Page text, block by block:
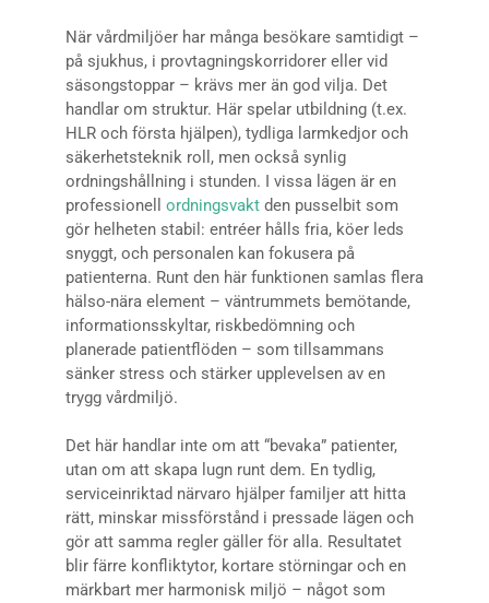
När vårdmiljöer har många besökare samtidigt –
på sjukhus, i provtagningskorridorer eller vid
säsongstoppar – krävs mer än god vilja. Det
handlar om struktur. Här spelar utbildning (t.ex.
HLR och första hjälpen), tydliga larmkedjor och
säkerhetsteknik roll, men också synlig
ordningshållning i stunden. I vissa lägen är en
professionell
ordningsvaktden pusselbit som
gör helheten stabil: entréer hålls fria, köer leds
snyggt, och personalen kan fokusera på
patienterna. Runt den här funktionen samlas flera
hälso-nära element – väntrummets bemötande,
informationsskyltar, riskbedömning och
planerade patientflöden – som tillsammans
sänker stress och stärker upplevelsen av en
trygg vårdmiljö.
Det här handlar inte om att “bevaka” patienter,
utan om att skapa lugn runt dem. En tydlig,
serviceinriktad närvaro hjälper familjer att hitta
rätt, minskar missförstånd i pressade lägen och
gör att samma regler gäller för alla. Resultatet
blir färre konfliktytor, kortare störningar och en
märkbart mer harmonisk miljö – något som